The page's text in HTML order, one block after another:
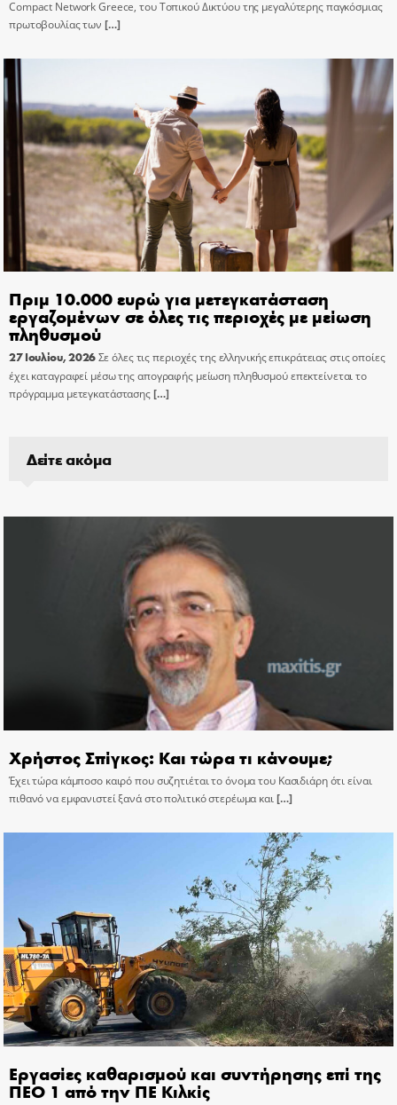
Compact Network Greece, του Τοπικού Δικτύου της μεγαλύτερης παγκόσμιας
πρωτοβουλίας των […]
Πριμ 10.000 ευρώ για μετεγκατάσταση
εργαζομένων σε όλες τις περιοχές με μείωση
πληθυσμού
27 Ιουλίου, 2026Σε όλες τις περιοχές της ελληνικής επικράτειας στις οποίες
έχει καταγραφεί μέσω της απογραφής μείωση πληθυσμού επεκτείνεται το
πρόγραμμα μετεγκατάστασης[…]
Δείτε ακόμα
Χρήστος Σπίγκος: Και τώρα τι κάνουμε;
Έχει τώρα κάμποσο καιρό που συζητιέται το όνομα του Κασιδιάρη ότι είναι
πιθανό να εμφανιστεί ξανά στο πολιτικό στερέωμα και[…]
Εργασίες καθαρισμού και συντήρησης επί της
ΠΕΟ 1 από την ΠΕ Κιλκίς